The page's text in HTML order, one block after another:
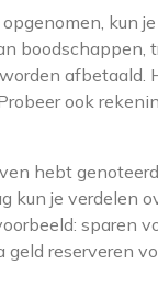
kun
ook
hebt
kun je verdelen
sparen
reserveren